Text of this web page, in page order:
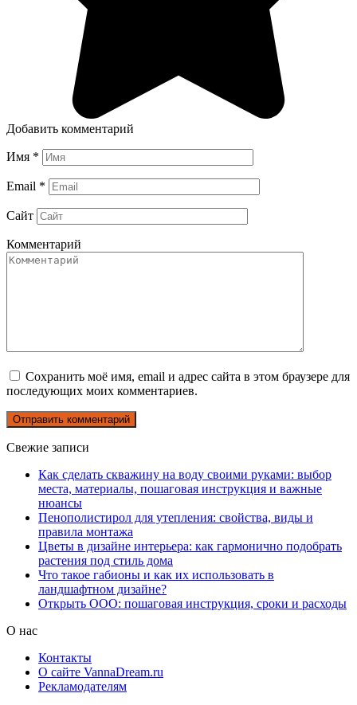
Добавить комментарий
Имя *
Email *
Сайт
Комментарий
Сохранить моё имя, email и адрес сайта в этом браузере для
последующих моих комментариев.
Свежие записи
Как сделать скважину на воду своими руками: выбор
места, материалы, пошаговая инструкция и важные
нюансы
Пенополистирол для утепления: свойства, виды и
правила монтажа
Цветы в дизайне интерьера: как гармонично подобрать
растения под стиль дома
Что такое габионы и как их использовать в
ландшафтном дизайне?
Открыть ООО: пошаговая инструкция, сроки и расходы
О нас
Контакты
О сайте VannaDream.ru
Рекламодателям